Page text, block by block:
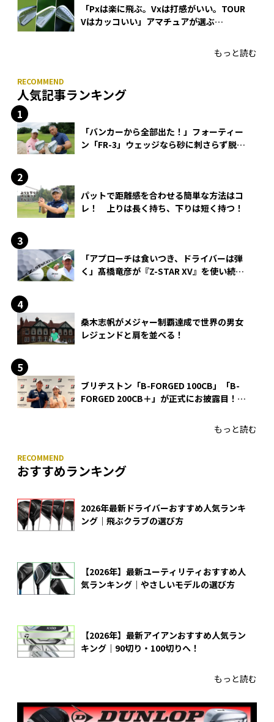
「Pxは楽に飛ぶ。Vxは打感がいい。TOUR
Vはカッコいい」アマチュアが選ぶ
もっと読む
人気記事ランキング
「バンカーから全部出た！」フォーティー
ン「FR-3」ウェッジなら砂に刺さらず脱出
パットで距離感を合わせる簡単な方法はコ
レ！ 上りは長く持ち、下りは短く持つ！
「アプローチは食いつき、ドライバーは弾
く」髙橋竜彦が『Z-STAR XV』を使い続け
桑木志帆がメジャー制覇達成で世界の男女
レジェンドと肩を並べる！
ブリヂストン「B-FORGED 100CB」「B-
FORGED 200CB＋」が正式にお披露目！
もっと読む
おすすめランキング
2026年最新ドライバーおすすめ人気ランキ
ング｜飛ぶクラブの選び方
【2026年】最新ユーティリティおすすめ人
気ランキング｜やさしいモデルの選び方
【2026年】最新アイアンおすすめ人気ラン
キング｜90切り・100切りへ！
もっと読む